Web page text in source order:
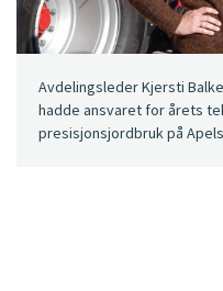
Avdelingsleder Kjersti
hadde ansvaret for årets
presisjonsjordbruk på